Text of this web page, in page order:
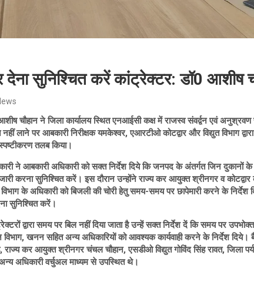
देना सुनिश्चित करें कांट्रेक्टर: डॉ0 आशीष
चौहान ने जिला कार्यालय स्थित एनआईसी कक्ष में राजस्व संवर्द्वन एवं
लाने पर आबकारी निरीक्षक यमकेश्वर, एआरटीओ कोटद्वार और विद्युत विभाग
तलब किया।
ने आबकारी अधिकारी को सक्त निर्देश दिये कि जनपद के अंतर्गत जिन दुकानों के
करना सुनिश्चित करें। इस दौरान उन्होंने राज्य कर आयुक्त श्रीनगर व
विभाग के अधिकारी को बिजली की चोरी हेतु समय-समय पर छापेमारी करने के निर्देश
सुनिश्चित करें।
द्वारा समय पर बिल नहीं दिया जाता है उन्हें सक्त निर्देश दें कि समय पर
खनन सहित अन्य अधिकारियों को आवश्यक कार्यवाही करने के निर्देश
राज्य कर आयुक्त श्रीनगर चंचल चौहान, एसडीओ विद्युत गोविंद सिंह रावत, जिला
अधिकारी वर्चुअल माध्यम से उपस्थित थे।